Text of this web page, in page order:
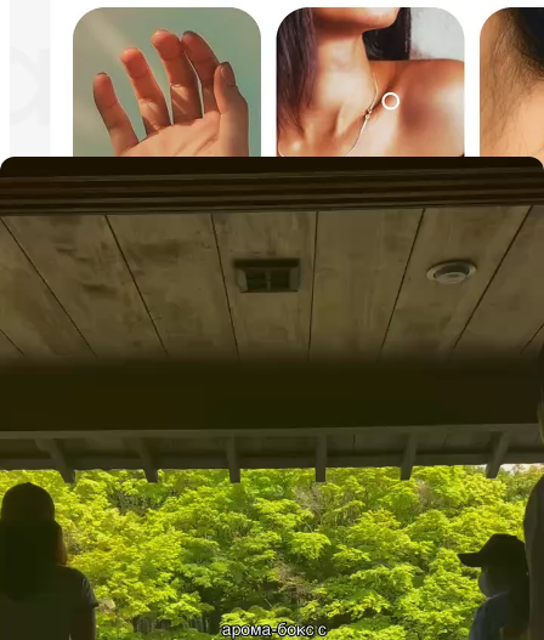
Набор пробников
5 шт. х 1.5 мл
biblioteka aromatov
Бокс «Tea ceremony» (Блогер